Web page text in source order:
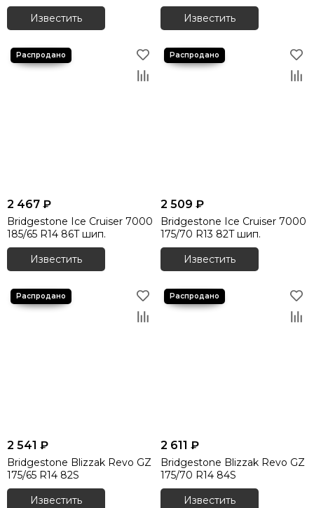
Известить
Известить
2 467 ₽
Bridgestone Ice Cruiser 7000
185/65 R14 86T шип.
Известить
2 509 ₽
Bridgestone Ice Cruiser 7000
175/70 R13 82T шип.
Известить
2 541 ₽
Bridgestone Blizzak Revo GZ
175/65 R14 82S
Известить
2 611 ₽
Bridgestone Blizzak Revo GZ
175/70 R14 84S
Известить